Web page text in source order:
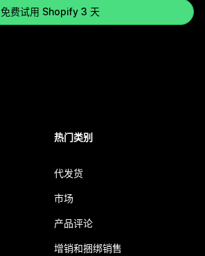
免费试用 Shopify 3 天
热门类别
代发货
市场
产品评论
增销和捆绑销售